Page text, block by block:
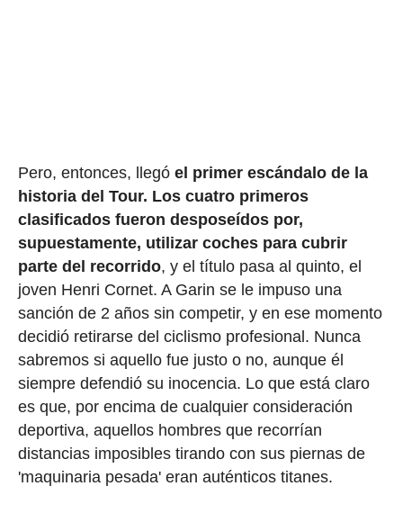
Pero, entonces, llegó el primer escándalo de la
historia del Tour. Los cuatro primeros
clasificados fueron desposeídos por,
supuestamente, utilizar coches para cubrir
parte del recorrido, y el título pasa al quinto, el
joven Henri Cornet. A Garin se le impuso una
sanción de 2 años sin competir, y en ese momento
decidió retirarse del ciclismo profesional. Nunca
sabremos si aquello fue justo o no, aunque él
siempre defendió su inocencia. Lo que está claro
es que, por encima de cualquier consideración
deportiva, aquellos hombres que recorrían
distancias imposibles tirando con sus piernas de
'maquinaria pesada' eran auténticos titanes.